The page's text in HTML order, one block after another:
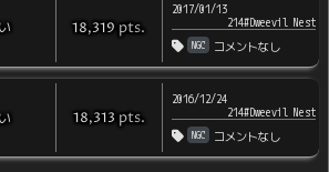
18,319 pts.
2017/01/13
214#Dweevil Nest
NGC コメントなし
18,313 pts.
2016/12/24
214#Dweevil Nest
NGC コメントなし